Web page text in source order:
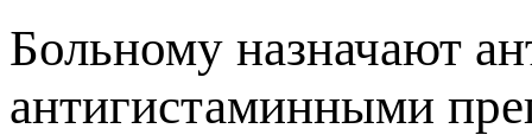
Больному назначают
антигистаминными